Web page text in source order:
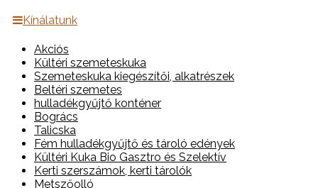
Kínálatunk
Akciós
Kültéri szemeteskuka
Szemeteskuka kiegészítői, alkatrészek
Beltéri szemetes
hulladékgyűjtő konténer
Bogrács
Talicska
Fém hulladékgyűjtő és tároló edények
Kültéri Kuka Bio Gasztro és Szelektív
Kerti szerszámok, kerti tárolók
Metszőolló